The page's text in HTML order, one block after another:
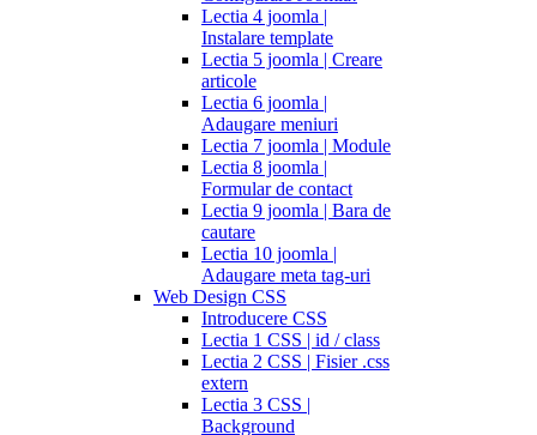
Lectia 4 joomla |
Instalare template
Lectia 5 joomla | Creare
articole
Lectia 6 joomla |
Adaugare meniuri
Lectia 7 joomla | Module
Lectia 8 joomla |
Formular de contact
Lectia 9 joomla | Bara de
cautare
Lectia 10 joomla |
Adaugare meta tag-uri
Web Design CSS
Introducere CSS
Lectia 1 CSS | id / class
Lectia 2 CSS | Fisier .css
extern
Lectia 3 CSS |
Background